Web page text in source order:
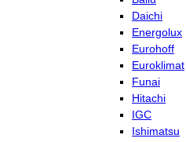
Daichi
Energolux
Eurohoff
Euroklimat
Funai
Hitachi
IGC
Ishimatsu